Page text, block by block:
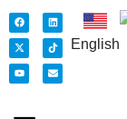
English